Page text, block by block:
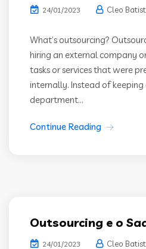
24/01/2023 Cleo
What’s outsourcing?
hiring an external company
tasks or services that were
internally. Instead of
department...
Continue Reading
Outsourcing e o
24/01/2023 Cleo